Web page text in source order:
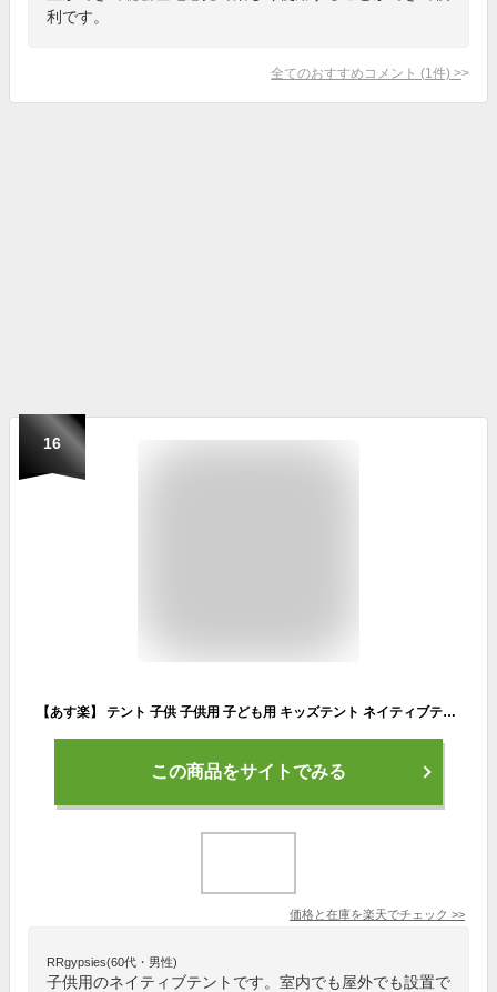
利です。
全てのおすすめコメント (1 件) >
16
【あす楽】 テント 子供 子供用 子ども用 キッズテント ネイティブテント HAKZ2050 HAKZ2060 スパイス SPICE ティピー 子供テント 子供ハウス テントハウス 室内 折りたたみ 誕生日 クリスマスプレゼント 出産祝い 男の子 女の子 おもちゃ おしゃれ 北欧
この商品をサイトでみる
価格と在庫を楽天でチェック >>
RRgypsies(60代・男性)
子供用のネイティブテントです。室内でも屋外でも設置で